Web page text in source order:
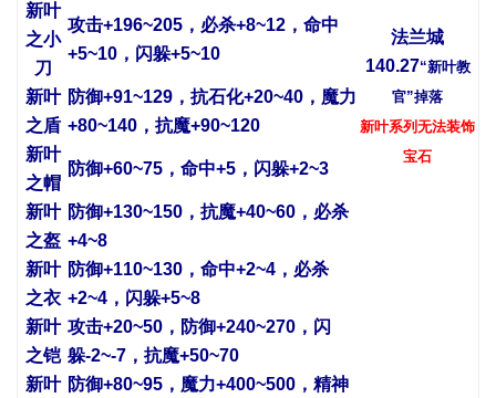
法兰城
140.27“新叶教
官”掉落
新叶系列无法装饰
宝石
新叶
之小
刀
攻击+196~205，必杀+8~12，命中
+5~10，闪躲+5~10
新叶
之盾
防御+91~129，抗石化+20~40，魔力
+80~140，抗魔+90~120
新叶
之帽
防御+60~75，命中+5，闪躲+2~3
新叶
之盔
防御+130~150，抗魔+40~60，必杀
+4~8
新叶
之衣
防御+110~130，命中+2~4，必杀
+2~4，闪躲+5~8
新叶
之铠
攻击+20~50，防御+240~270，闪
躲-2~-7，抗魔+50~70
新叶 防御+80~95，魔力+400~500，精神